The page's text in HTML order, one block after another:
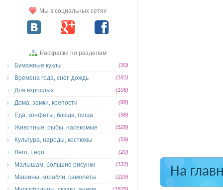
На
Мы в социальных сетях
Раскраски по разделам
Бумажные куклы
(30)
Времена года, снег, дождь (181)
Для взрослых (106)
Дома, замки, крепости (88)
Еда, конфеты, блюда, пища (98)
Животные, рыбы, насекомые (528)
Культура, народы, костюмы (59)
Лего, Lego (20)
Малышам, большие рисунки (132)
Машины, корабли, самолёты (229)